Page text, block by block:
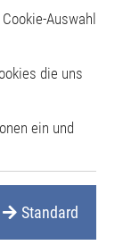
Auswahl
die uns
ein und
Standard